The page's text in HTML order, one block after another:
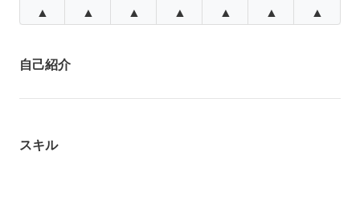
▲ ▲ ▲ ▲ ▲ ▲ ▲
自己紹介
スキル